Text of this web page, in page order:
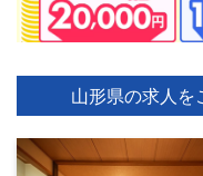
山形県の求人を